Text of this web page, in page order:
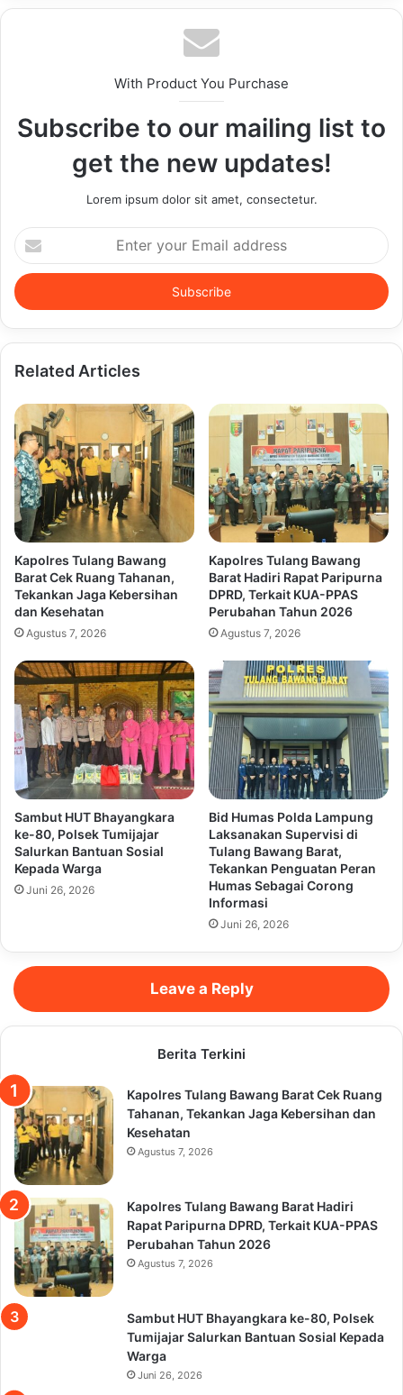
With Product You Purchase
Subscribe to our mailing list to
get the new updates!
Lorem ipsum dolor sit amet, consectetur.
Enter
your
Email
address
Related Articles
Kapolres Tulang Bawang
Barat Cek Ruang Tahanan,
Tekankan Jaga Kebersihan
dan Kesehatan
Agustus 7, 2026
Kapolres Tulang Bawang
Barat Hadiri Rapat Paripurna
DPRD, Terkait KUA-PPAS
Perubahan Tahun 2026
Agustus 7, 2026
Sambut HUT Bhayangkara
ke-80, Polsek Tumijajar
Salurkan Bantuan Sosial
Kepada Warga
Juni 26, 2026
Bid Humas Polda Lampung
Laksanakan Supervisi di
Tulang Bawang Barat,
Tekankan Penguatan Peran
Humas Sebagai Corong
Informasi
Juni 26, 2026
Leave a Reply
Berita Terkini
Kapolres Tulang Bawang Barat Cek Ruang
Tahanan, Tekankan Jaga Kebersihan dan
Kesehatan
Agustus 7, 2026
Kapolres Tulang Bawang Barat Hadiri
Rapat Paripurna DPRD, Terkait KUA-PPAS
Perubahan Tahun 2026
Agustus 7, 2026
Sambut HUT Bhayangkara ke-80, Polsek
Tumijajar Salurkan Bantuan Sosial Kepada
Warga
Juni 26, 2026